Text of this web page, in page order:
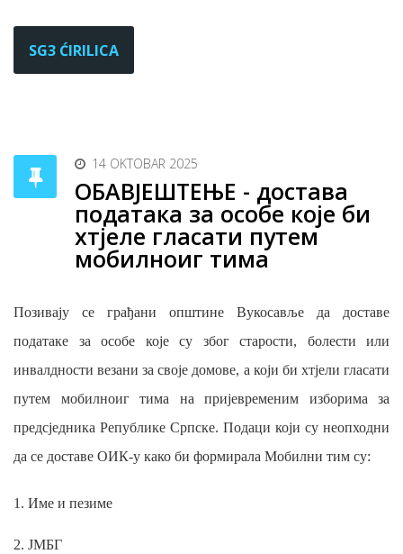
SG3 ĆIRILICA
14 OKTOBAR 2025
ОБАВЈЕШТЕЊЕ - достава
података за особе које би
хтјеле гласати путем
мобилноиг тима
Позивају се грађани општине Вукосавље да доставе
податаке за особе које су због старости, болести или
инвалдности везани за своје домове, а који би хтјели гласати
путем мобилноиг тима на пријевременим изборима за
предсједника Републике Српске. Подаци који су неопходни
да се доставе ОИК-у како би формирала Мобилни тим су:
1. Име и пезиме
2. ЈМБГ